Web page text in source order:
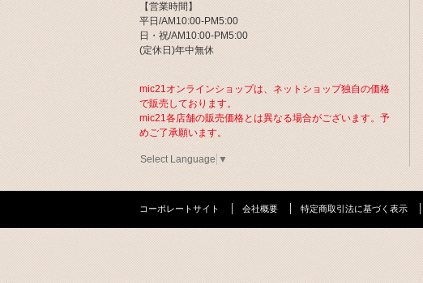
【営業時間】
平日/AM10:00-PM5:00
日・祝/AM10:00-PM5:00
(定休日)年中無休
mic21オンラインショップは、ネットショップ独自の価格
で販売しております。
mic21各店舗の販売価格とは異なる場合がございます。予
めご了承願います。
Select Language ▼
コーポレートサイト 会社概要 特定商取引法に基づく表示